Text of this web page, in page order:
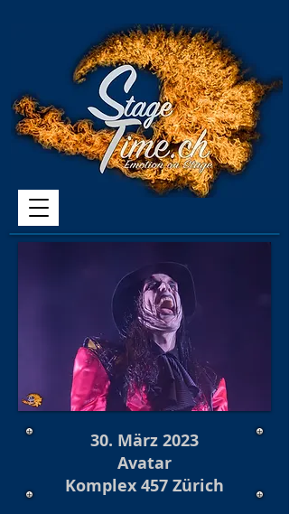
30. März 2023
Avatar
Komplex 457 Zürich